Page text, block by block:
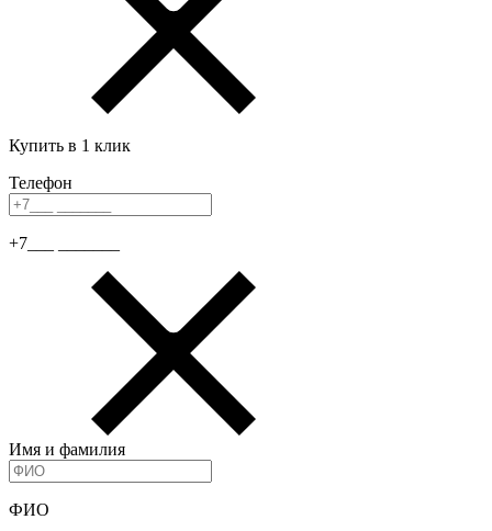
Купить в 1 клик
Телефон
+7___ _______
Имя и фамилия
ФИО